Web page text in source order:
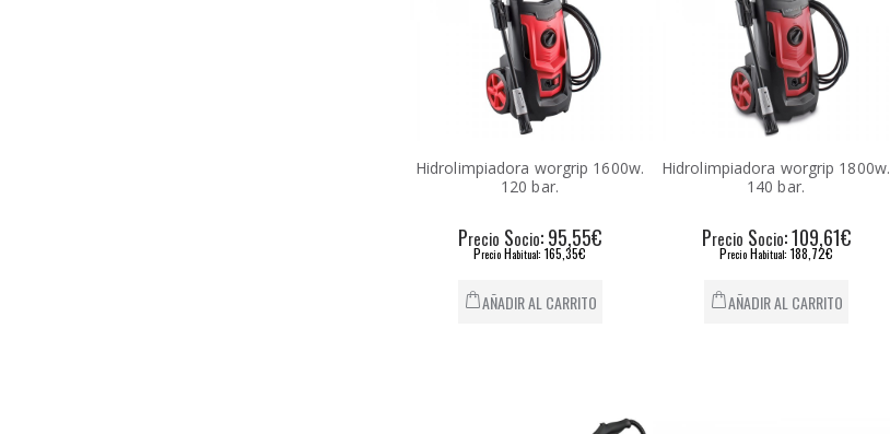
Hidrolimpiadora worgrip 1600w.
120 bar.
Precio Socio: 95,55€
Precio Habitual: 165,35€
AÑADIR AL CARRITO
Hidrolimpiadora worgrip 1800w.
140 bar.
Precio Socio: 109,61€
PrecioHabitual: 188,72€
AÑADIR AL CARRITO